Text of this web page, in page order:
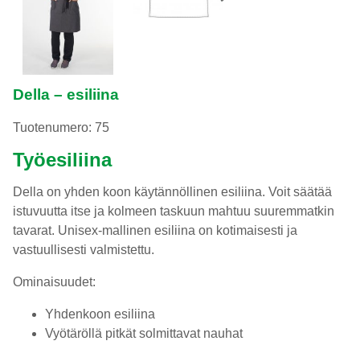
Della – esiliina
Tuotenumero: 75
Työesiliina
Della on yhden koon käytännöllinen esiliina. Voit säätää
istuvuutta itse ja kolmeen taskuun mahtuu suuremmatkin
tavarat. Unisex-mallinen esiliina on kotimaisesti ja
vastuullisesti valmistettu.
Ominaisuudet:
Yhdenkoon esiliina
Vyötäröllä pitkät solmittavat nauhat